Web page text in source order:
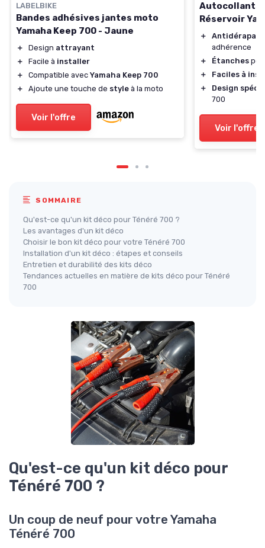
LABELBIKE
Bandes adhésives jantes moto
Yamaha Keep 700 - Jaune
＋ Design attrayant
＋
Facile à installer
＋
Compatible avec Yamaha Keep 700
＋
Ajoute une touche de style à la moto
Voir l'offre
Autocollants
Réservoir
＋
adhérence
＋
Étanches
＋
Faciles à
＋
Design
700
Voir l'offre
SOMMAIRE
Qu'est-ce qu'un kit déco pour Ténéré 700 ?
Les avantages d'un kit déco
Choisir le bon kit déco pour votre Ténéré 700
Installation d'un kit déco : étapes et conseils
Entretien et durabilité des kits déco
Tendances actuelles en matière de kits déco pour Ténéré
700
Qu'est-ce qu'un kit déco pour
Ténéré 700 ?
Un coup de neuf pour votre Yamaha
Ténéré 700